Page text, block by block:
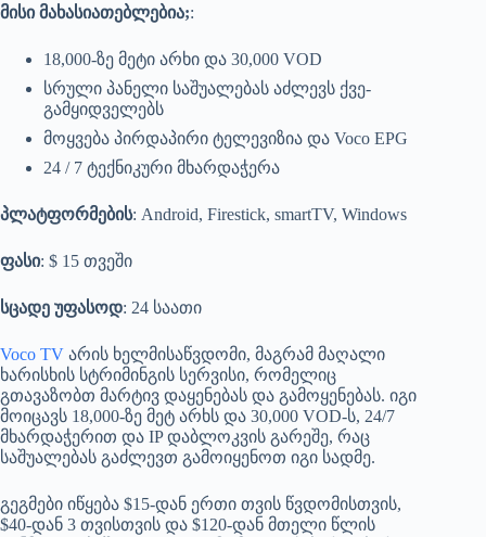
მისი მახასიათებლებია;:
18,000-ზე მეტი არხი და 30,000 VOD
სრული პანელი საშუალებას აძლევს ქვე-
გამყიდველებს
მოყვება პირდაპირი ტელევიზია და Voco EPG
24 / 7 ტექნიკური მხარდაჭერა
პლატფორმების: Android, Firestick, smartTV, Windows
ფასი: $ 15 თვეში
სცადე უფასოდ: 24 საათი
Voco TV არის ხელმისაწვდომი, მაგრამ მაღალი
ხარისხის სტრიმინგის სერვისი, რომელიც
გთავაზობთ მარტივ დაყენებას და გამოყენებას. იგი
მოიცავს 18,000-ზე მეტ არხს და 30,000 VOD-ს, 24/7
მხარდაჭერით და IP დაბლოკვის გარეშე, რაც
საშუალებას გაძლევთ გამოიყენოთ იგი სადმე.
გეგმები იწყება $15-დან ერთი თვის წვდომისთვის,
$40-დან 3 თვისთვის და $120-დან მთელი წლის